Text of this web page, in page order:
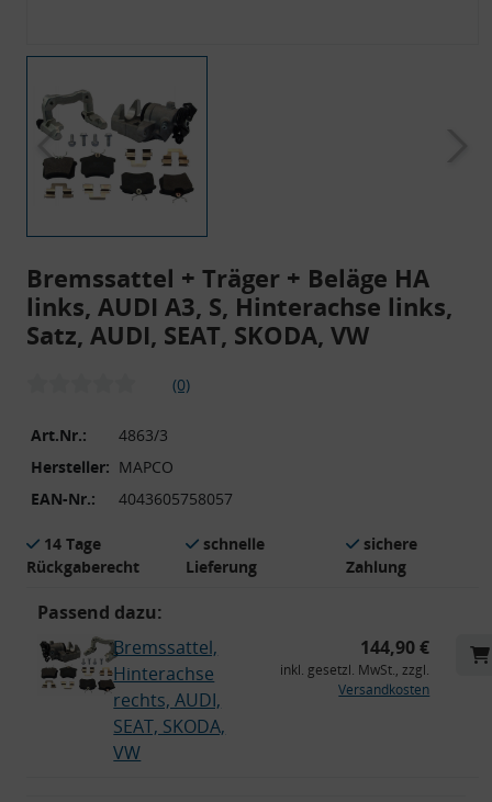
Bremssattel + Träger + Beläge HA
links, AUDI A3, S, Hinterachse links,
Satz, AUDI, SEAT, SKODA, VW
(0)
Art.Nr.:
4863/3
Hersteller: MAPCO
EAN-Nr.:
4043605758057
14 Tage
Rückgaberecht
schnelle
Lieferung
sichere
Zahlung
Passend dazu:
Bremssattel,
Hinterachse
rechts, AUDI,
SEAT, SKODA,
VW
144,90 €
inkl. gesetzl. MwSt., zzgl.
Versandkosten